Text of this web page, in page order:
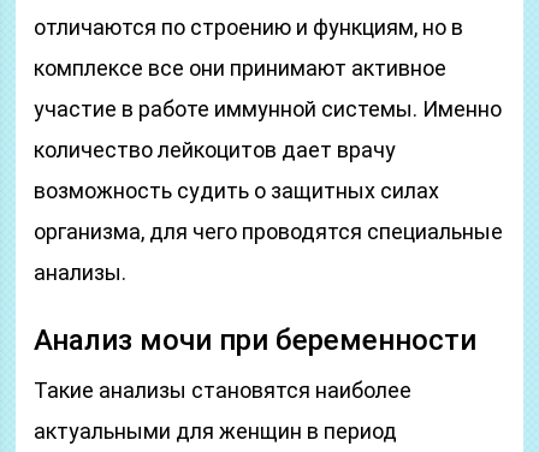
отличаются по строению и функциям, но в
комплексе все они принимают активное
участие в работе иммунной системы. Именно
количество лейкоцитов дает врачу
возможность судить о защитных силах
организма, для чего проводятся специальные
анализы.
Анализ мочи при беременности
Такие анализы становятся наиболее
актуальными для женщин в период